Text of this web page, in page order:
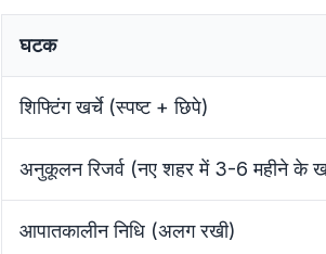
घटक
शिफ्टिंग खर्चे (स्पष्ट + छिपे)
अनुकूलन रिजर्व (नए शहर में 3-6 महीने के
आपातकालीन निधि (अलग रखी)